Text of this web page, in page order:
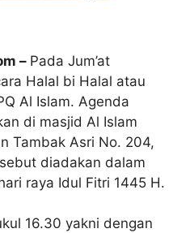
– Pada Jum’at
Halal bi Halal atau
Al Islam. Agenda
di masjid Al Islam
Tambak Asri No. 204,
diadakan dalam
raya Idul Fitri 1445 H.
16.30 yakni dengan